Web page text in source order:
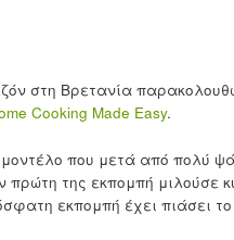
στη Βρετανία
Cooking Made Easy.
που μετά από πολύ
πρώτη της εκπομπή μιλούσε
εκπομπή έχει πιάσει